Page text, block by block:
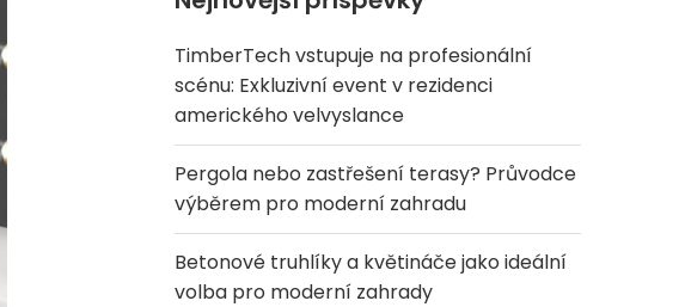
TimberTech vstupuje na profesionální
scénu: Exkluzivní event v rezidenci
amerického velvyslance
Pergola nebo zastřešení terasy? Průvodce
výběrem pro moderní zahradu
Betonové truhlíky a květináče jako ideální
volba pro moderní zahrady